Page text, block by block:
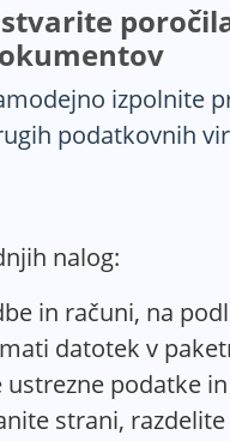
izpolnite
podatkovnih
nalog:
in računi, na
datotek v
podatke
strani,